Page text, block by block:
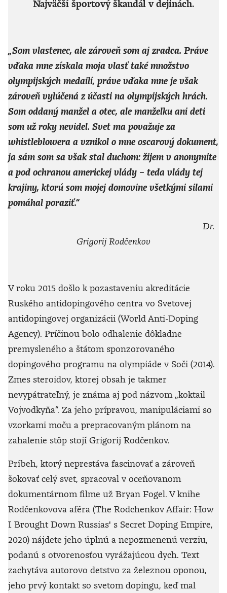
Najväčší športový škandál v dejinách.
„Som vlastenec, ale zároveň som aj zradca. Práve
vďaka mne získala moja vlasť také množstvo
olympijských medailí, práve vďaka mne je však
zároveň vylúčená z účasti na olympijských hrách.
Som oddaný manžel a otec, ale manželku ani deti
som už roky nevidel. Svet ma považuje za
whistleblowera a vznikol o mne oscarový dokument,
ja sám som sa však stal duchom: žijem v anonymite
a pod ochranou americkej vlády – teda vlády tej
krajiny, ktorú som mojej domovine všetkými silami
pomáhal poraziť.“
Dr.
Grigorij Rodčenkov
V roku 2015 došlo k pozastaveniu akreditácie
Ruského antidopingového centra vo Svetovej
antidopingovej organizácii (World Anti-Doping
Agency). Príčinou bolo odhalenie dôkladne
premysleného a štátom sponzorovaného
dopingového programu na olympiáde v Soči (2014).
Zmes steroidov, ktorej obsah je takmer
nevypátrateľný, je známa aj pod názvom „koktail
Vojvodkyňa“. Za jeho prípravou, manipuláciami so
vzorkami moču a prepracovaným plánom na
zahalenie stôp stojí Grigorij Rodčenkov.
Príbeh, ktorý neprestáva fascinovať a zároveň
šokovať celý svet, spracoval v oceňovanom
dokumentárnom filme už Bryan Fogel. V knihe
Rodčenkovova aféra (The Rodchenkov Affair: How
I Brought Down Russias' s Secret Doping Empire,
2020) nájdete jeho úplnú a nepozmenenú verziu,
podanú s otvorenosťou vyrážajúcou dych. Text
zachytáva autorovo detstvo za železnou oponou,
jeho prvý kontakt so svetom dopingu, keď mal